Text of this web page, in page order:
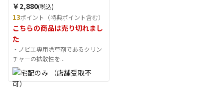
￥2,880(税込)
13ポイント（特典ポイント含む）
こちらの商品は売り切れまし
た
・ノビエ専用除草剤であるクリン
チャーの拡散性を...